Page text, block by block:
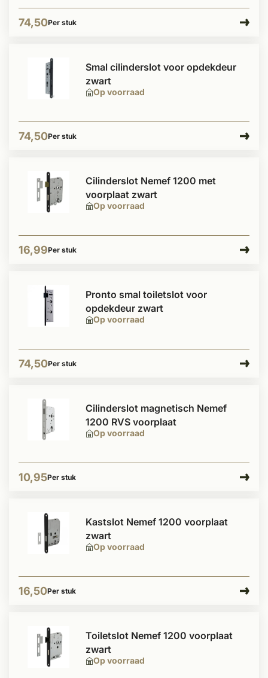
74,50Per stuk
Op voorraad
Smal cilinderslot voor opdekdeur
zwart
74,50Per stuk
Op voorraad
Cilinderslot Nemef 1200 met
voorplaat zwart
16,99Per stuk
Op voorraad
Pronto smal toiletslot voor
opdekdeur zwart
74,50Per stuk
Op voorraad
Cilinderslot magnetisch Nemef
1200 RVS voorplaat
10,95Per stuk
Op voorraad
Kastslot Nemef 1200 voorplaat
zwart
16,50Per stuk
Op voorraad
Toiletslot Nemef 1200 voorplaat
zwart